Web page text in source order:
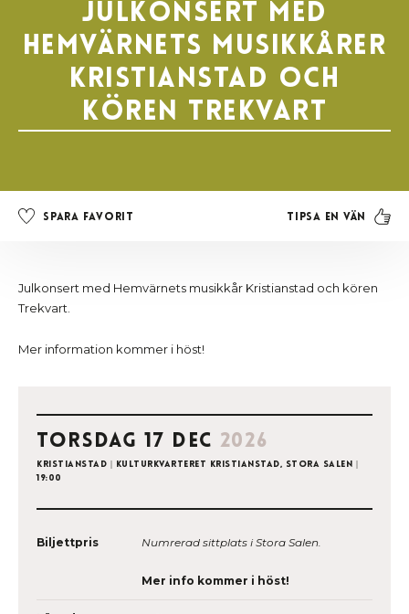
Julkonsert med
Hemvärnets musikkårer
Kristianstad och
kören Trekvart
Spara favorit Tipsa en vän
Julkonsert med Hemvärnets musikkår Kristianstad och kören
Trekvart.
Mer information kommer i höst!
torsdag 17 dec 2026
Kristianstad | Kulturkvarteret Kristianstad, Stora salen |
19:00
Biljettpris Numrerad sittplats i Stora Salen.
Mer info kommer i höst!